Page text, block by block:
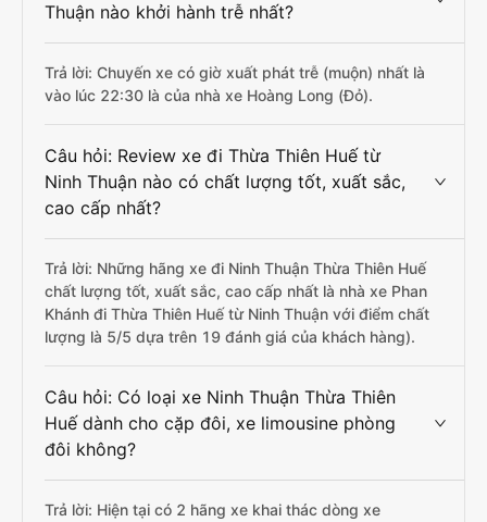
Thuận nào khởi hành trễ nhất?
Trả lời: Chuyến xe có giờ xuất phát trễ (muộn) nhất là
vào lúc 22:30 là của nhà xe Hoàng Long (Đỏ).
Câu hỏi: Review xe đi Thừa Thiên Huế từ
Ninh Thuận nào có chất lượng tốt, xuất sắc,
cao cấp nhất?
Trả lời: Những hãng xe đi Ninh Thuận Thừa Thiên Huế
chất lượng tốt, xuất sắc, cao cấp nhất là nhà xe Phan
Khánh đi Thừa Thiên Huế từ Ninh Thuận với điểm chất
lượng là 5/5 dựa trên 19 đánh giá của khách hàng).
Câu hỏi: Có loại xe Ninh Thuận Thừa Thiên
Huế dành cho cặp đôi, xe limousine phòng
đôi không?
Trả lời: Hiện tại có 2 hãng xe khai thác dòng xe